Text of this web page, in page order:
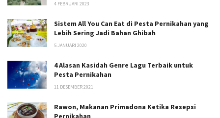
4 FEBRUARI 2023
Sistem All You Can Eat di Pesta Pernikahan yang
Lebih Sering Jadi Bahan Ghibah
5 JANUARI 2020
4 Alasan Kasidah Genre Lagu Terbaik untuk
Pesta Pernikahan
11 DESEMBER 2021
Rawon, Makanan Primadona Ketika Resepsi
Pernikahan